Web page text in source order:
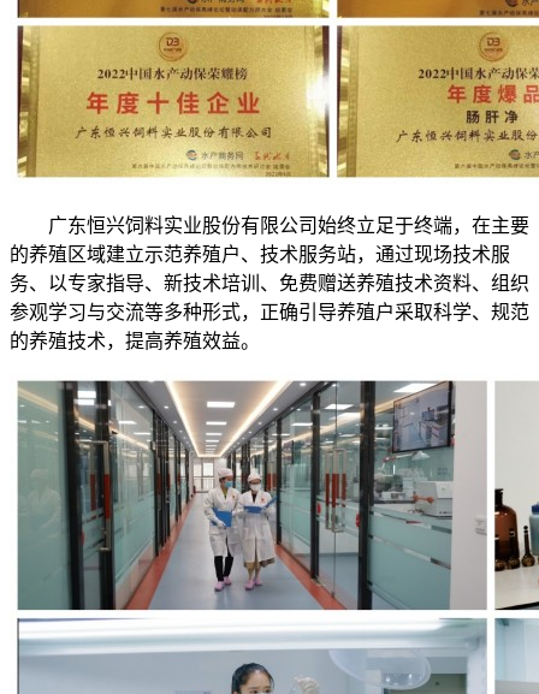
广东恒兴饲料实业股份有限公司始终立足于终端，在主要
的养殖区域建立示范养殖户、技术服务站，通过现场技术服
务、以专家指导、新技术培训、免费赠送养殖技术资料、组织
参观学习与交流等多种形式，正确引导养殖户采取科学、规范
的养殖技术，提高养殖效益。